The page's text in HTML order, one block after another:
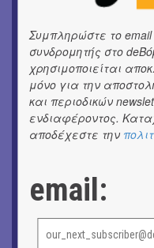
Αργύρης Ραλλιάς |
ΕΙΚΑΣΤΙΚΑ
Θανάσης Λάλας-
εικόνες και λέξεις
ΚΙΝ/ΦΟΣ
ΘΕΑΤΡΟ / ΧΟΡΟΣ
«Μήδεια» του
Συμπληρώστε το
συνδρομητής στο
χρησιμοποιείται
μόνο για την
και περιοδικών
ενδιαφέροντος.
αποδέχεστε την
email: